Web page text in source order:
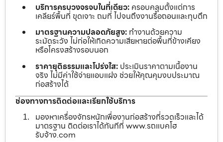
บริการครบวงจรจบในที่เดียว: ครอบคลุมตั้งแต่การ
เคลียร์พื้นที่ ขุดเจาะ ถมที่ ไปจนถึงงานรื้อถอนและทุบตึก
มาตรฐานความปลอดภัยสูง: ทำงานด้วยความ
ระมัดระวัง ไม่ก่อให้เกิดความเสียหายต่อพื้นที่ข้างเคียง
หรือโครงสร้างรอบนอก
ราคายุติธรรมและโปร่งใส: ประเมินราคาตามเนื้องาน
จริง ไม่มีค่าใช้จ่ายแอบแฝง ช่วยให้คุณคุมงบประมาณ
ก่อสร้างได้
ช่องทางการติดต่อและเรียกใช้บริการ
มองหาเครื่องจักรหนักเพื่องานก่อสร้างที่รวดเร็วและได้
มาตรฐาน ติดต่อเราได้ทันทีที่ www.รถแบคโฮ
รับจ้าง.com